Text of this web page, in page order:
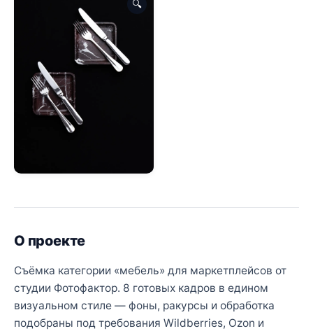
🔍
О проекте
Съёмка категории «мебель» для маркетплейсов от
студии Фотофактор. 8 готовых кадров в едином
визуальном стиле — фоны, ракурсы и обработка
подобраны под требования Wildberries, Ozon и